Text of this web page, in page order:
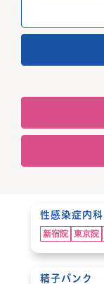
性感染症内科
新宿院 東京院
精子バンク